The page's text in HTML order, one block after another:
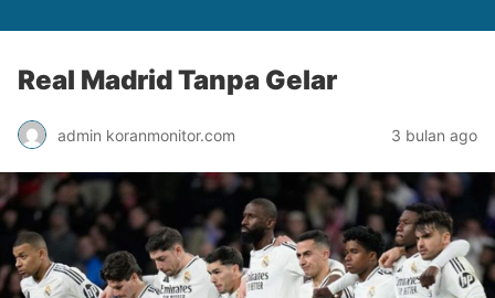
Real Madrid Tanpa Gelar
admin koranmonitor.com 3 bulan ago